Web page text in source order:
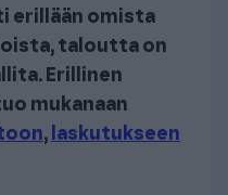
erillään omista
taloutta on
Erillinen
mukanaan
, laskutukseen